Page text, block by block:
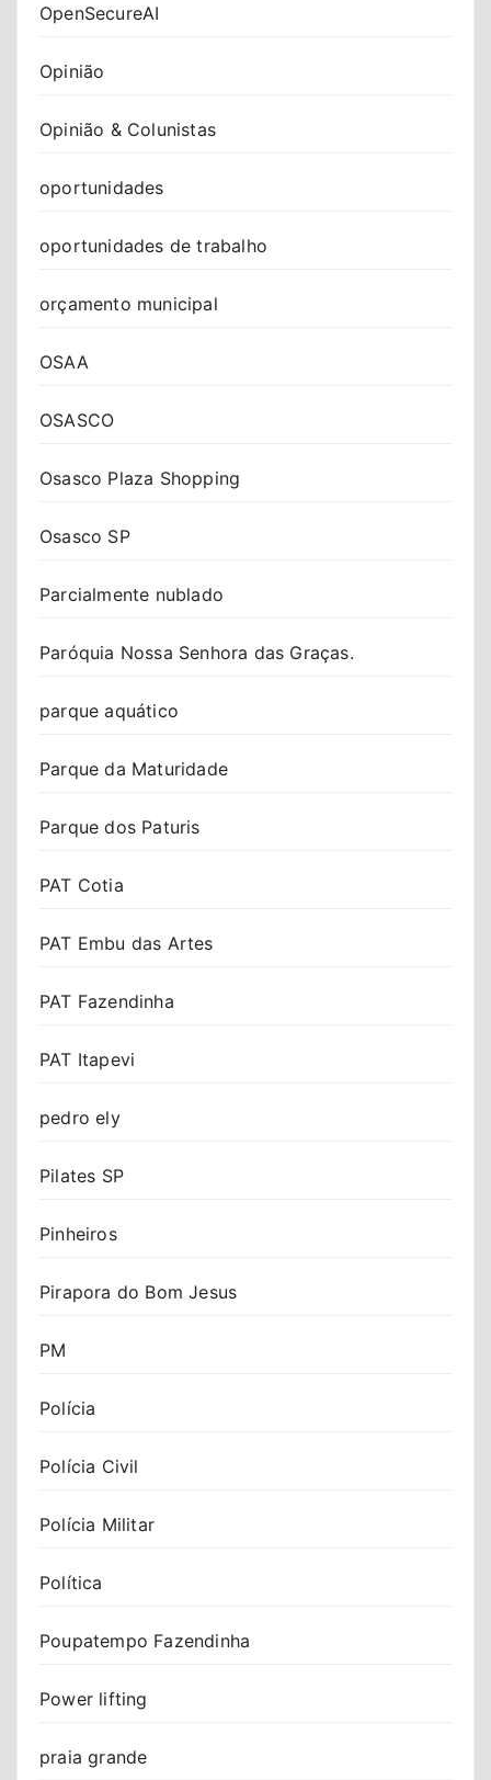
OpenSecureAI
Opinião
Opinião & Colunistas
oportunidades
oportunidades de trabalho
orçamento municipal
OSAA
OSASCO
Osasco Plaza Shopping
Osasco SP
Parcialmente nublado
Paróquia Nossa Senhora das Graças.
parque aquático
Parque da Maturidade
Parque dos Paturis
PAT Cotia
PAT Embu das Artes
PAT Fazendinha
PAT Itapevi
pedro ely
Pilates SP
Pinheiros
Pirapora do Bom Jesus
PM
Polícia
Polícia Civil
Polícia Militar
Política
Poupatempo Fazendinha
Power lifting
praia grande